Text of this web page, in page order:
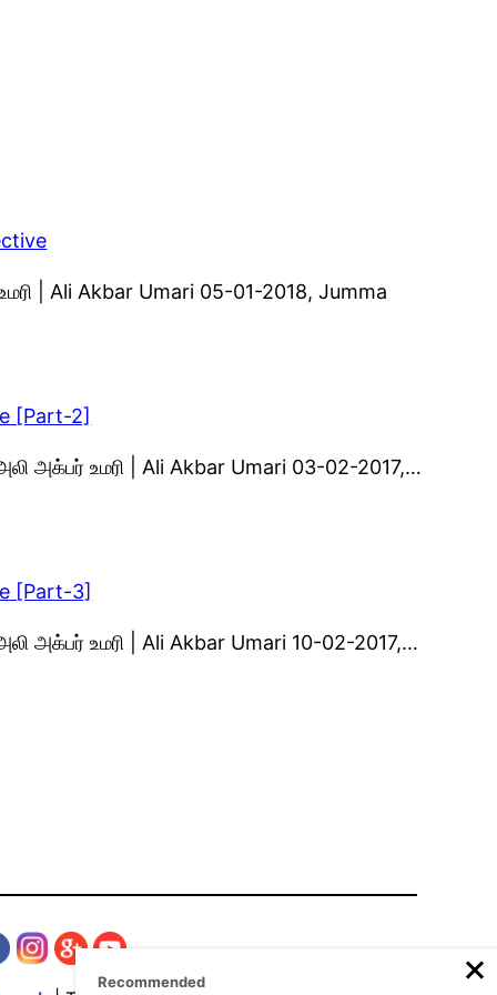
| Ali Akbar Umari 05-01-2018, Jumma
[Part-2]
அக்பர் உமரி | Ali Akbar Umari 03-02-2017,…
[Part-3]
அக்பர் உமரி | Ali Akbar Umari 10-02-2017,…
Recommended